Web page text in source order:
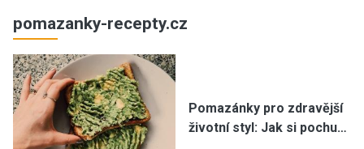
pomazanky-recepty.cz
Pomazánky pro zdravější
životní styl: Jak si pochu…